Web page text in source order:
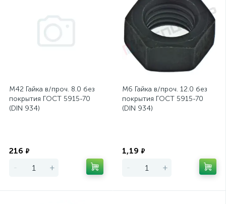
М42 Гайка в/проч. 8.0 без
покрытия ГОСТ 5915-70
(DIN 934)
216 ₽
- +
М6 Гайка в/проч. 12.0 без
покрытия ГОСТ 5915-70
(DIN 934)
1,19 ₽
- +